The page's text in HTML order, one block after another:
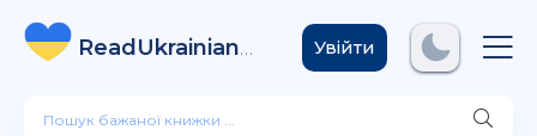
ReadUkrainian
Books .com
Увійти